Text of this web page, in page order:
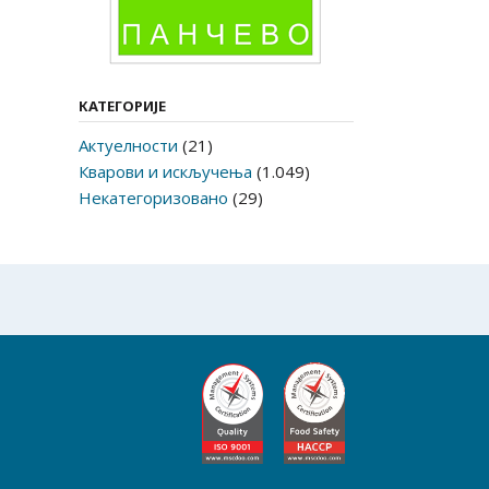
КАТЕГОРИЈЕ
Актуелности (21)
Кварови и искључења (1.049)
Некатегоризовано (29)